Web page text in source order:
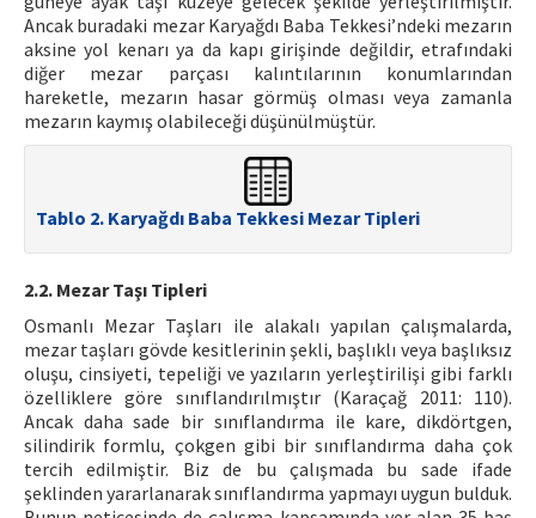
Ancak buradaki mezar Karyağdı Baba Tekkesi’ndeki mezarın
aksine yol kenarı ya da kapı girişinde değildir, etrafındaki
diğer mezar parçası kalıntılarının konumlarından
hareketle, mezarın hasar görmüş olması veya zamanla
mezarın kaymış olabileceği düşünülmüştür.
Tablo 2. Karyağdı Baba Tekkesi Mezar Tipleri
2.2. Mezar Taşı Tipleri
Osmanlı Mezar Taşları ile alakalı yapılan çalışmalarda,
mezar taşları gövde kesitlerinin şekli, başlıklı veya başlıksız
oluşu, cinsiyeti, tepeliği ve yazıların yerleştirilişi gibi farklı
özelliklere göre sınıflandırılmıştır (Karaçağ 2011: 110).
Ancak daha sade bir sınıflandırma ile kare, dikdörtgen,
silindirik formlu, çokgen gibi bir sınıflandırma daha çok
tercih edilmiştir. Biz de bu çalışmada bu sade ifade
şeklinden yararlanarak sınıflandırma yapmayı uygun bulduk.